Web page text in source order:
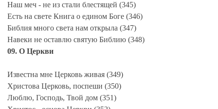
Наш меч - не из стали блестящей (345)
Есть на свете Книга о едином Боге (346)
Библия много света нам открыла (347)
Навеки не оставлю святую Библию (348)
09. О Церкви
Известна мне Церковь живая (349)
Христова Церковь, поспеши (350)
Люблю, Господь, Твой дом (351)